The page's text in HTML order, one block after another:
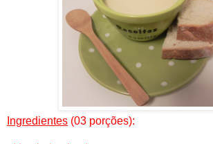
Ingredientes (03 porções):